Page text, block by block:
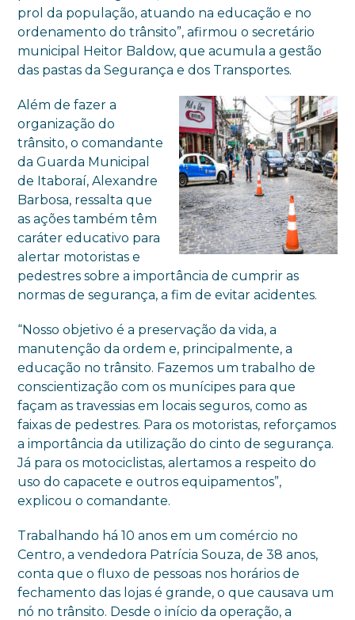
prol da população, atuando na educação e no
ordenamento do trânsito”, afirmou o secretário
municipal Heitor Baldow, que acumula a gestão
das pastas da Segurança e dos Transportes.
Além de fazer a
organização do
trânsito, o comandante
da Guarda Municipal
de Itaboraí, Alexandre
Barbosa, ressalta que
as ações também têm
caráter educativo para
alertar motoristas e
pedestres sobre a importância de cumprir as
normas de segurança, a fim de evitar acidentes.
“Nosso objetivo é a preservação da vida, a
manutenção da ordem e, principalmente, a
educação no trânsito. Fazemos um trabalho de
conscientização com os munícipes para que
façam as travessias em locais seguros, como as
faixas de pedestres. Para os motoristas, reforçamos
a importância da utilização do cinto de segurança.
Já para os motociclistas, alertamos a respeito do
uso do capacete e outros equipamentos”,
explicou o comandante.
Trabalhando há 10 anos em um comércio no
Centro, a vendedora Patrícia Souza, de 38 anos,
conta que o fluxo de pessoas nos horários de
fechamento das lojas é grande, o que causava um
nó no trânsito. Desde o início da operação, a